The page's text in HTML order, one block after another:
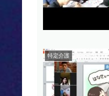
特定介護